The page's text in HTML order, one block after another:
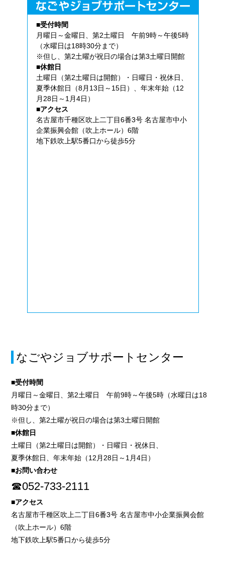
■受付時間
月曜日～金曜日、第2土曜日 午前9時～午後5時
（水曜日は18時30分まで）
※但し、第2土曜が祝日の場合は第3土曜日開館
■休館日
土曜日（第2土曜日は開館）・日曜日・祝休日、
夏季休館日（8月13日～15日）、年末年始（12
月28日～1月4日）
■アクセス
名古屋市千種区吹上二丁目6番3号 名古屋市中小
企業振興会館（吹上ホール）6階
地下鉄吹上駅5番口から徒歩5分
なごやジョブサポートセンター
■受付時間
月曜日～金曜日、第2土曜日 午前9時～午後5時（水曜日は18
時30分まで）
※但し、第2土曜が祝日の場合は第3土曜日開館
■休館日
土曜日（第2土曜日は開館）・日曜日・祝休日、
夏季休館日、年末年始（12月28日～1月4日）
■お問い合わせ
☎052-733-2111
■アクセス
名古屋市千種区吹上二丁目6番3号 名古屋市中小企業振興会館
（吹上ホール）6階
地下鉄吹上駅5番口から徒歩5分